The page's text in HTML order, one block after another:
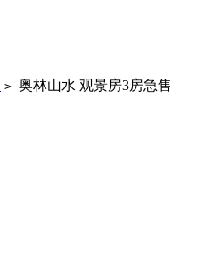
> 奥林山水 观景房3房急售